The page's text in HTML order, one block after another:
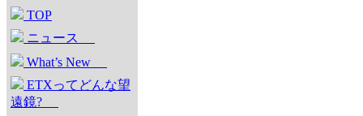
TOP
ニュース
What’s New
ETXってどんな望
遠鏡?